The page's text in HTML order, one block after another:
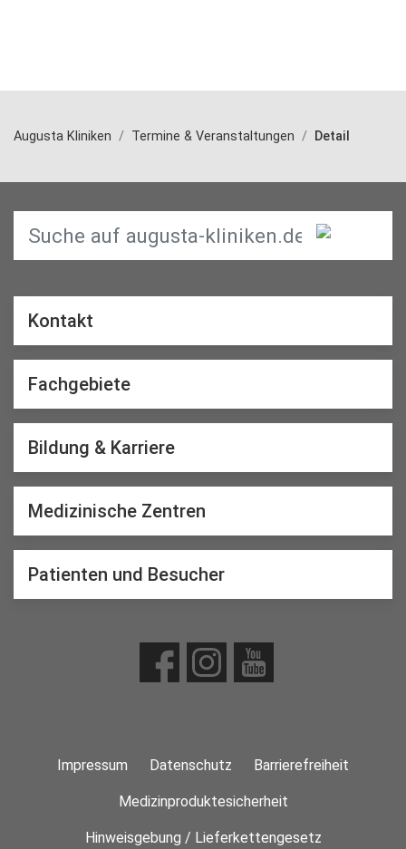
Augusta Kliniken Termine & Veranstaltungen Detail
Kontakt
Fachgebiete
Bildung & Karriere
Medizinische Zentren
Patienten und Besucher
Impressum Datenschutz Barrierefreiheit
Medizinproduktesicherheit
Hinweisgebung / Lieferkettengesetz